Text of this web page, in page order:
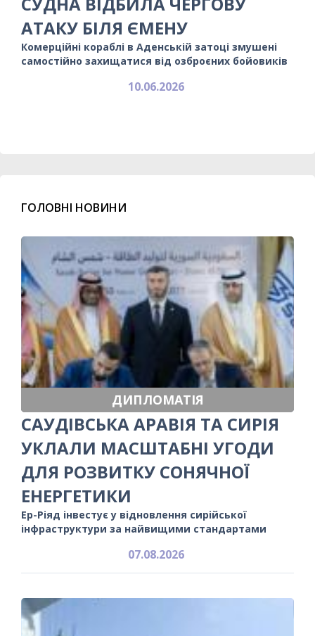
АТАКУ БІЛЯ ЄМЕНУ
Комерційні кораблі в Аденській затоці змушені
самостійно захищатися від озброєних бойовиків
10.06.2026
ГОЛОВНІ НОВИНИ
ДИПЛОМАТІЯ
САУДІВСЬКА АРАВІЯ ТА СИРІЯ
УКЛАЛИ МАСШТАБНІ УГОДИ
ДЛЯ РОЗВИТКУ СОНЯЧНОЇ
ЕНЕРГЕТИКИ
Ер-Ріяд інвестує у відновлення сирійської
інфраструктури за найвищими стандартами
07.08.2026